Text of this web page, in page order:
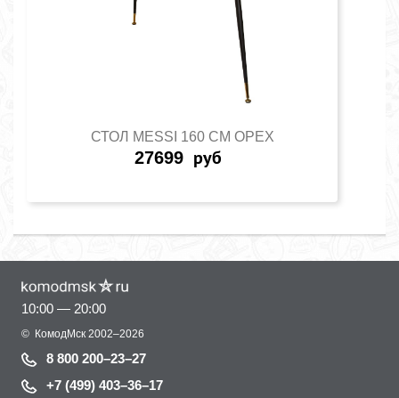
СТОЛ MESSI 160 СМ ОРЕХ
27699 руб
10:00 — 20:00
© КомодМск 2002–2026
8 800 200–23–27
+7 (499) 403–36–17